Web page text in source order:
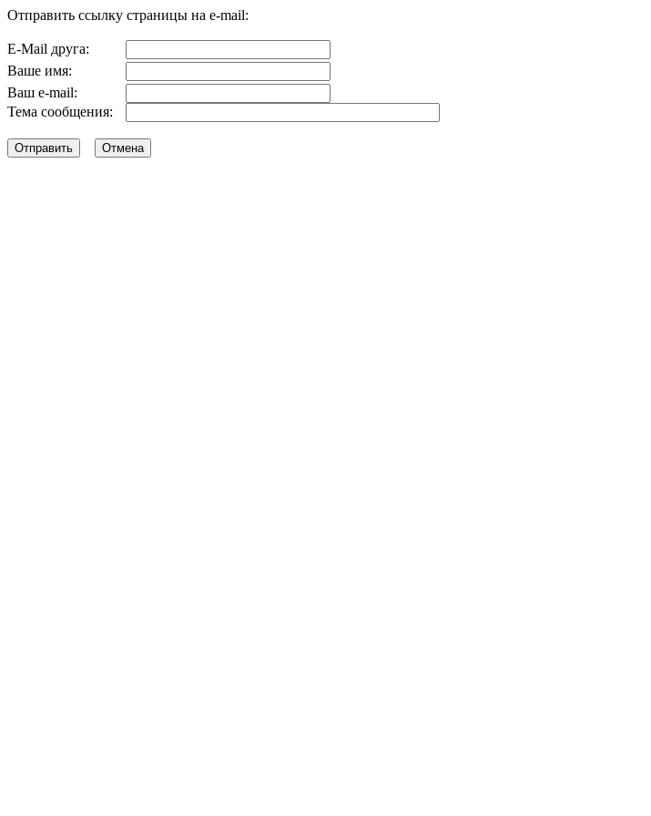
Отправить ссылку страницы на e-mail:
E-Mail друга:
Ваше имя:
Ваш e-mail:
Тема сообщения: